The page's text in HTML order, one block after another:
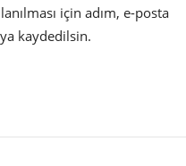
için adım, e-posta
kaydedilsin.